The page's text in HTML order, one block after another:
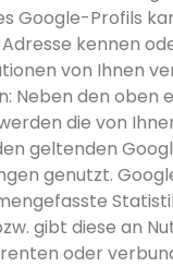
Google-Profils
kennen
von Ihnen
Neben den oben
die von
geltenden
genutzt.
gibt diese an
oder